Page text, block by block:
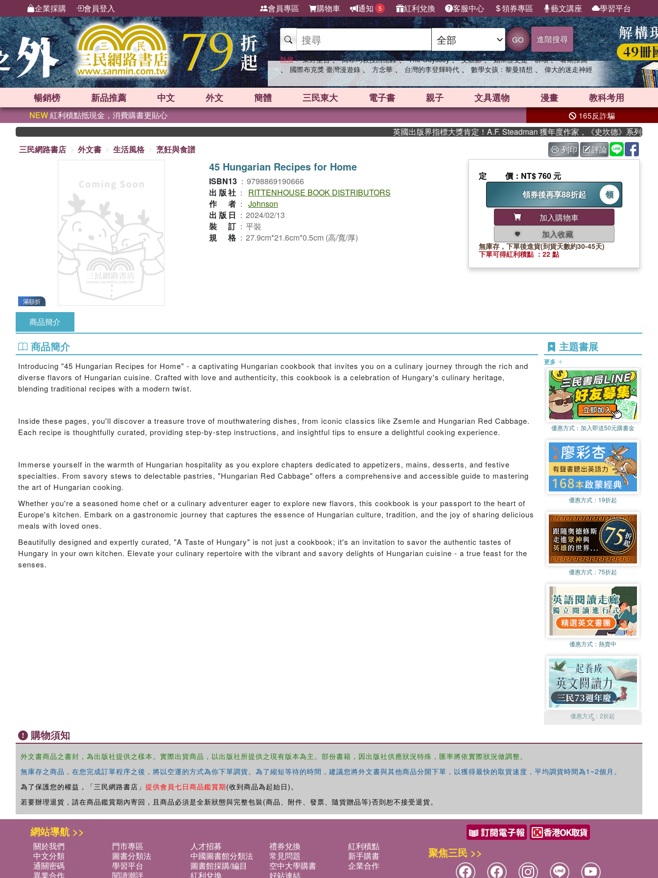
企業採購 會員登入 會員專區 購物車 通知 5 紅利兌換 客服中心 領券專區 藝文講座 學習平台
GO 進階搜尋
熱搜： 東野圭吾 、 高希均教授回憶錄 、 The Odyssey 、 父親節 、 如果歷史是一群喵 、 暑期推薦
、 國際布克獎 臺灣漫遊錄 、 方念華 、 台灣的李登輝時代 、 數學女孩：黎曼猜想 、 偉大的迷走神經
暢銷榜 新品推薦 中文 外文 簡體 三民東大 電子書 親子 文具選物 漫畫 教科考用
NEW紅利積點抵現金，消費購書更貼心 165反詐騙
英國出版界指標大獎肯定！A.F. Steadman 獲年度作家，《史坎德》系列帶你踏
三民網路書店
外文書 生活風格 烹飪與食譜 列印 評論
滿額折
45 Hungarian Recipes for Home
ISBN13 ： 9798869190666
出版社 ：
RITTENHOUSE BOOK DISTRIBUTORS
作者 ： Johnson
出版日 ： 2024/02/13
裝訂 ： 平裝
規格 ： 27.9cm*21.6cm*0.5cm (高/寬/厚)
定價 ：NT$ 760 元
領券後再享88折起
領
加入購物車
加入收藏
無庫存，下單後進貨(到貨天數約30-45天)
下單可得紅利積點 ：22 點
商品簡介
商品簡介
Introducing "45 Hungarian Recipes for Home" - a captivating Hungarian cookbook that invites you on a culinary journey through the rich and
diverse flavors of Hungarian cuisine. Crafted with love and authenticity, this cookbook is a celebration of Hungary's culinary heritage,
blending traditional recipes with a modern twist.
Inside these pages, you'll discover a treasure trove of mouthwatering dishes, from iconic classics like Zsemle and Hungarian Red Cabbage.
Each recipe is thoughtfully curated, providing step-by-step instructions, and insightful tips to ensure a delightful cooking experience.
Immerse yourself in the warmth of Hungarian hospitality as you explore chapters dedicated to appetizers, mains, desserts, and festive
specialties. From savory stews to delectable pastries, "Hungarian Red Cabbage" offers a comprehensive and accessible guide to mastering
the art of Hungarian cooking.
Whether you're a seasoned home chef or a culinary adventurer eager to explore new flavors, this cookbook is your passport to the heart of
Europe's kitchen. Embark on a gastronomic journey that captures the essence of Hungarian culture, tradition, and the joy of sharing delicious
meals with loved ones.
Beautifully designed and expertly curated, "A Taste of Hungary" is not just a cookbook; it's an invitation to savor the authentic tastes of
Hungary in your own kitchen. Elevate your culinary repertoire with the vibrant and savory delights of Hungarian cuisine - a true feast for the
senses.
主題書展
更多
優惠方式： 加入即送50元購書金
優惠方式： 19折起
優惠方式： 75折起
優惠方式： 熱賣中
優惠方式：2折起
購物須知
外文書商品之書封，為出版社提供之樣本。實際出貨商品，以出版社所提供之現有版本為主。部份書籍，因出版社供應狀況特殊，匯率將依實際狀況做調整。
無庫存之商品，在您完成訂單程序之後，將以空運的方式為你下單調貨。為了縮短等待的時間，建議您將外文書與其他商品分開下單，以獲得最快的取貨速度，平均調貨時間為1~2個月。
為了保護您的權益，「三民網路書店」 提供會員七日商品鑑賞期(收到商品為起始日)。
若要辦理退貨，請在商品鑑賞期內寄回，且商品必須是全新狀態與完整包裝(商品、附件、發票、隨貨贈品等)否則恕不接受退貨。
網站導航 >>
關於我們 門市專區 人才招募 禮券兌換
紅利積點
中文分類
圖書分類法 中國圖書館分類法 常見問題
新手購書
通關密碼
學習平台 圖書館採購/編目 空中大學購書
企業合作
異業合作
閱讀潮評 紅利兌換 好站連結
聚焦三民 >>